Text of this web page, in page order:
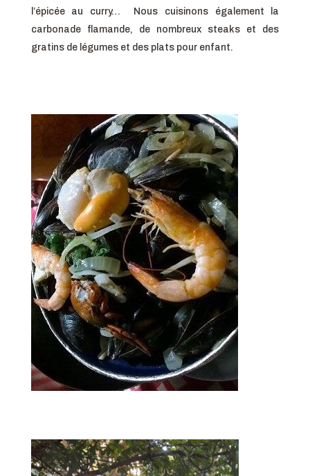
l’épicée au curry… Nous cuisinons également la
carbonade flamande, de nombreux steaks et des
gratins de légumes et des plats pour enfant.